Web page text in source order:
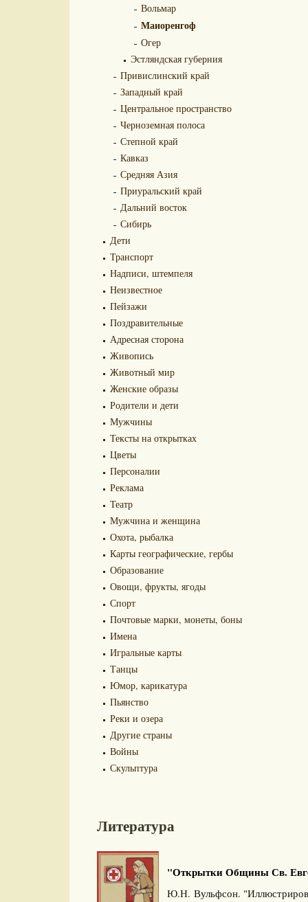
Вольмар
Маиоренгоф
Огер
Эстляндская губерния
Привислинский край
Западный край
Центральное пространство
Черноземная полоса
Степной край
Кавказ
Средняя Азия
Приуральский край
Дальний восток
Сибирь
Дети
Транспорт
Надписи, штемпеля
Неизвестное
Пейзажи
Поздравительные
Адресная сторона
Живопись
Животный мир
Женские образы
Родители и дети
Мужчины
Тексты на открытках
Цветы
Персоналии
Реклама
Театр
Мужчина и женщина
Охота, рыбалка
Карты географические, гербы
Образование
Овощи, фрукты, ягоды
Спорт
Почтовые марки, монеты, боны
Имена
Игральные карты
Танцы
Юмор, карикатура
Пьянство
Реки и озера
Другие страны
Войны
Скульптура
Литература
"Открытки Общины Св.
Ю.Н. Вульфсон.